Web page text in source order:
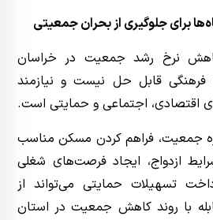
برای جلوگیری از بحران جمعیتی
نرخ رشد جمعیت در خراسان
فرهنگی قابل حل نیست و نیازمند
اقتصادی، اجتماعی و حمایتی است.
جمعیت، فراهم کردن مسکن مناسب
ازدواج، ایجاد فرصت‌های شغلی
تسهیلات حمایتی می‌تواند از
با روند کاهش جمعیت در استان